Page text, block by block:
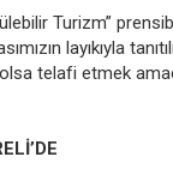
Turizm”
layıkıyla
olsa telafi etmek